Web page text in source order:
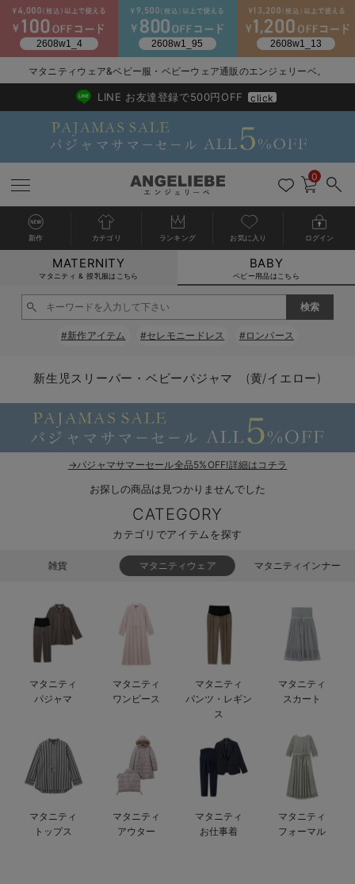
新生児服全て
ベビー服全て
ロンパース・カバーオール
ベビー ブルマ
ベビー スカート
ベビー セットアップ
ベビー帽子（新生児・乳児）
新生児スリーパー・ベビーパジャマ
ベビーシューズ・ファーストシューズ・ベビー靴下
ベビー 小物
シーズンアイテム全て
ベビー・新生児 寝具全て
ベビーベッド・布団 （ベビー・新生児）
ベビー 雑貨全て
ベビーチェア（ハイローチェア）・ベビーラック
ベビー 雑貨 小物
ベビー安全グッズ
授乳・調乳・お食事
赤ちゃん 洗剤・洗濯用品・お掃除
赤ちゃん お風呂・ベビースキンケア
おむつ関連グッズ
お出かけグッズ全て
ベビー｜季節の特集全て
猛暑からベビーを守るひんやりグッズ
ベビーの動物なりきり特集
ベビー 夏のお役立ちグッズ特集
【素材別】ベビーロンパース特集
アウトレット全て
【アウトレット】ワンピース
【アウトレット】パジャマ
【アウトレット】インナー
【アウトレット】ベビー
特集全て
抗菌防臭加工
コットン素材
ブラトップ
快適機能ウェア特集 トップス
快適機能ウェア特集 ボトムス
快適機能ウェア特集 パジャマ
安心の日本製。先輩ママが買ってよかった！本当に必要な出産準備品
ハレの日に着るANGELIEBEのセレモニー
買って正解！高評価レビューアイテム
再入荷全て
再入荷｜インナー
戻る
送料無料アイテム全て
ワンピース
スカート
パジャマ
インナー
ベビー
戻る
ブラキャミ おまとめ
MAX55%OFF ブラックフ
戻る
【37周年祭セール】
【37周年祭セール】
戻る
気温差別オススメア
【15℃】3月下旬～
戻る
動きやすく着回しで
戻る
強撚スムース(コスパ
戻る
マタニティウェア
【おまとめ割】パジ
戻る
こだわりの履き心地
カジュアル
オフィス
戻る
ジャケット派
きれいめ美脚パンツ派
ツィード派
王道シンプル派
戻る
出産準備応援割全て
マタニティパジャマ
戻る
【オフィスカジュア
戻る
レギンスタイプ
戻る
【フォーマル】ワン
戻る
【ベビー】長袖
戻る
ハンカチ
短肌着
セット
戻る
快適ウェア10%OFF
快適ウェア10%OFF
戻る
春のマタニティワン
セットアップ・ レイ
ジャンパースカート/
ワーク・オフィス
カジュアル
あったかアイテム｜
戻る
Gift Selection 出産
〜3,000円（税込）
10,001円（税込）〜
女の子におススメの
男の子におススメの
もらって嬉しいギフト
何枚あっても嬉しい
長く使えるアイテム
お部屋映えアイテム
戻る
冬の冷え対策インナ
薄くてあったか
保温&リカバリー
レギンス・タイツ
カップ付きインナー
裏起毛素材
戻る
入院準備の持ち物チ
入院してすぐ使うグ
戻る
冬のあったか特集全て
【冬のあったか特集
【冬のあったか特集
マタニティウェア&ベビー服・ベビーウェア通販のエンジェリーベ。
2026/NewArrival
送料495円(一部地域を除く) 7,700円以上で送料無料
LINE お友達登録で500円OFF click
0
新作 カテゴリ ランキング お気に入り ログイン
MATERNITY
マタニティ & 授乳服はこちら
BABY
ベビー用品はこちら
#新作アイテム #セレモニードレス #ロンパース
新生児スリーパー・ベビーパジャマ (黄/イエロー)
→パジャマサマーセール全品5%OFF!詳細はコチラ
お探しの商品は見つかりませんでした
CATEGORY
カテゴリでアイテムを探す
雑貨 マタニティウェア マタニティインナー
マタニティ
パジャマ
マタニティ
ワンピース
マタニティ
パンツ・レギン
ス
マタニティ
スカート
マタニティ
トップス
マタニティ
アウター
マタニティ
お仕事着
マタニティ
フォーマル
カートに入れる
閉じる